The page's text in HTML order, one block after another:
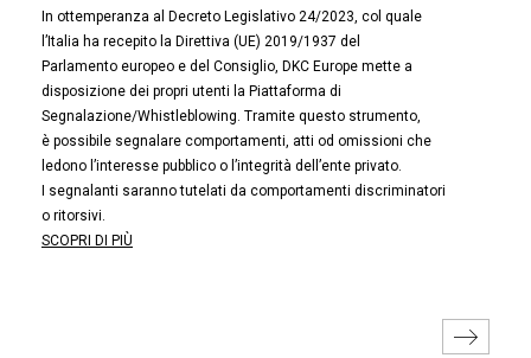
In ottemperanza al Decreto Legislativo 24/2023, col quale
l’Italia ha recepito la Direttiva (UE) 2019/1937 del
Parlamento europeo e del Consiglio, DKC Europe mette a
disposizione dei propri utenti la Piattaforma di
Segnalazione/Whistleblowing. Tramite questo strumento,
è possibile segnalare comportamenti, atti od omissioni che
ledono l’interesse pubblico o l’integrità dell’ente privato.
I segnalanti saranno tutelati da comportamenti discriminatori
o ritorsivi.
SCOPRI DI PIÙ